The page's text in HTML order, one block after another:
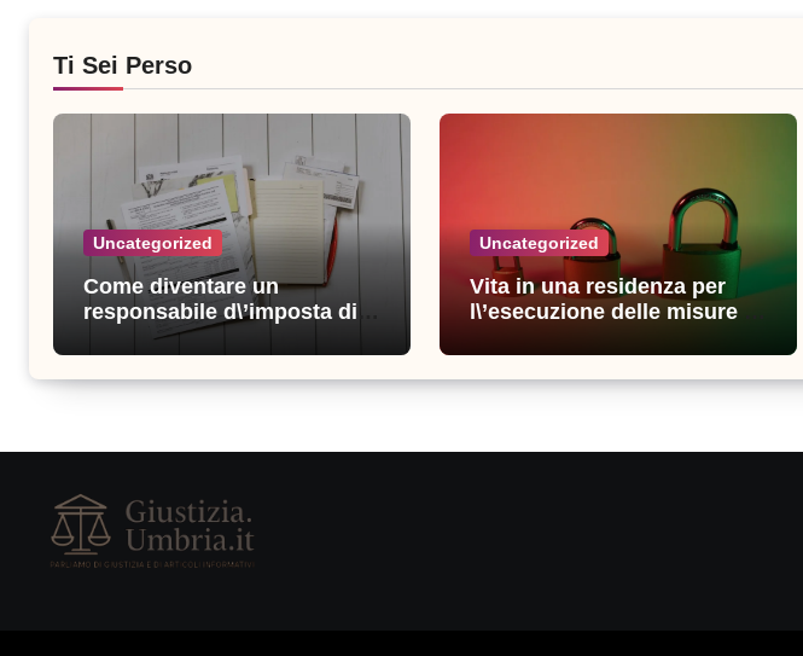
Ti Sei Perso
Uncategorized
Come diventare un
responsabile d\’imposta di
successo: consigli e
strategie vincenti
Uncategorized
Vita in una residenza per
l\’esecuzione delle misure di
consigli utili